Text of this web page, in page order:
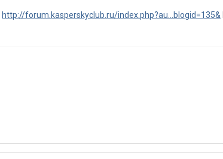
http://forum.kasperskyclub.ru/index.php?au...blogid=135&